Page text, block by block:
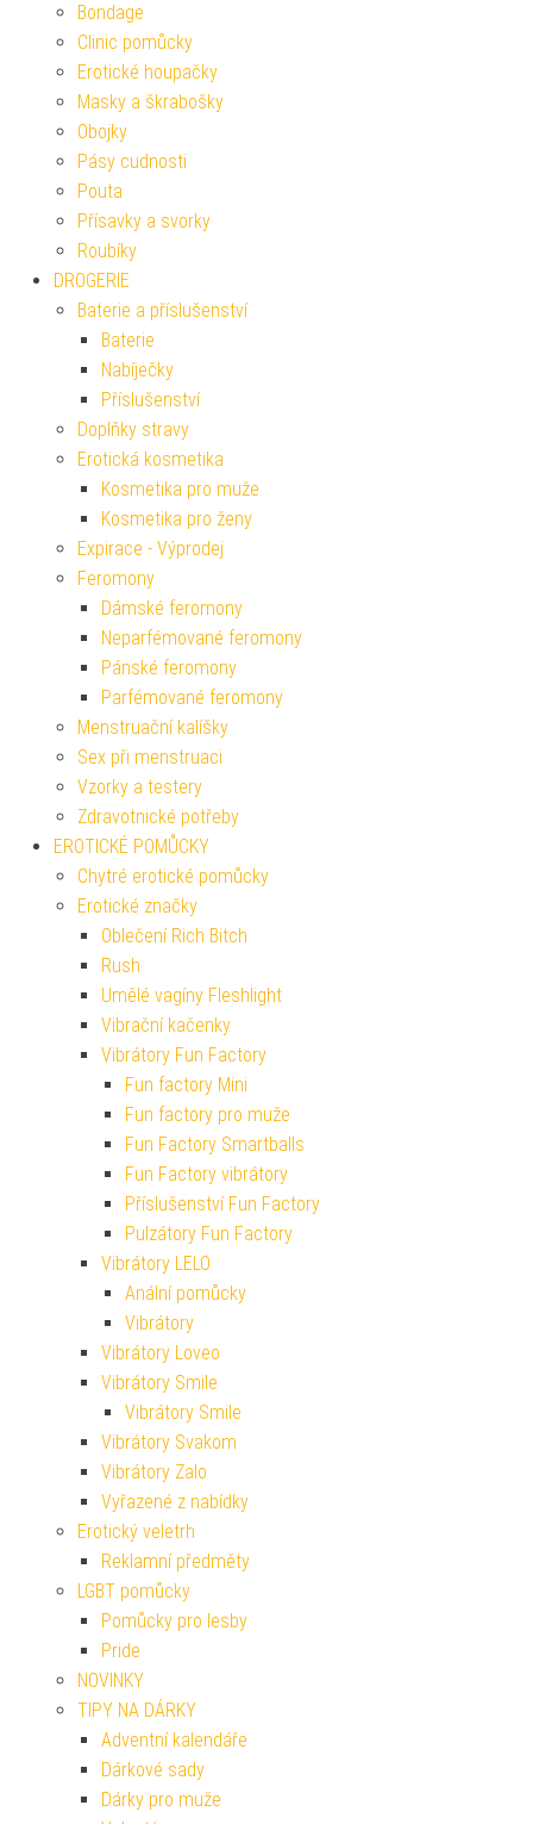
Bondage
Clinic pomůcky
Erotické houpačky
Masky a škrabošky
Obojky
Pásy cudnosti
Pouta
Přísavky a svorky
Roubíky
DROGERIE
Baterie a příslušenství
Baterie
Nabíječky
Příslušenství
Doplňky stravy
Erotická kosmetika
Kosmetika pro muže
Kosmetika pro ženy
Expirace - Výprodej
Feromony
Dámské feromony
Neparfémované feromony
Pánské feromony
Parfémované feromony
Menstruační kalíšky
Sex při menstruaci
Vzorky a testery
Zdravotnické potřeby
EROTICKÉ POMŮCKY
Chytré erotické pomůcky
Erotické značky
Oblečení Rich Bitch
Rush
Umělé vagíny Fleshlight
Vibrační kačenky
Vibrátory Fun Factory
Fun factory Mini
Fun factory pro muže
Fun Factory Smartballs
Fun Factory vibrátory
Příslušenství Fun Factory
Pulzátory Fun Factory
Vibrátory LELO
Anální pomůcky
Vibrátory
Vibrátory Loveo
Vibrátory Smile
Vibrátory Smile
Vibrátory Svakom
Vibrátory Zalo
Vyřazené z nabídky
Erotický veletrh
Reklamní předměty
LGBT pomůcky
Pomůcky pro lesby
Pride
NOVINKY
TIPY NA DÁRKY
Adventní kalendáře
Dárkové sady
Dárky pro muže